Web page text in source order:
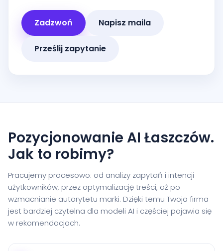
Zadzwoń Napisz maila
Prześlij zapytanie
Pozycjonowanie AI Łaszczów.
Jak to robimy?
Pracujemy procesowo: od analizy zapytań i intencji
użytkowników, przez optymalizację treści, aż po
wzmacnianie autorytetu marki. Dzięki temu Twoja firma
jest bardziej czytelna dla modeli AI i częściej pojawia się
w rekomendacjach.